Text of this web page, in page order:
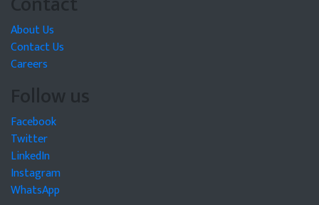
About Us
Contact Us
Careers
Follow us
Facebook
Twitter
LinkedIn
Instagram
WhatsApp